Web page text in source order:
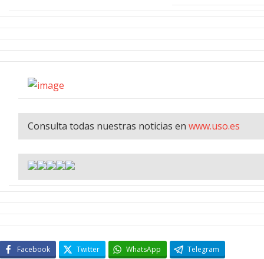
Consulta todas nuestras noticias en www.uso.es
Facebook Twitter WhatsApp Telegram